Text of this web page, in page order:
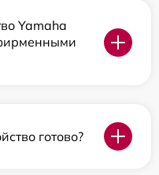
Yamaha
готово?